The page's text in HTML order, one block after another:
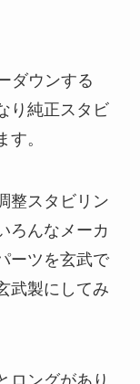
ダウンする
り純正スタビ
。
整スタビリン
ろんなメーカ
ーツを玄武で
武製にしてみ
ロングがあり